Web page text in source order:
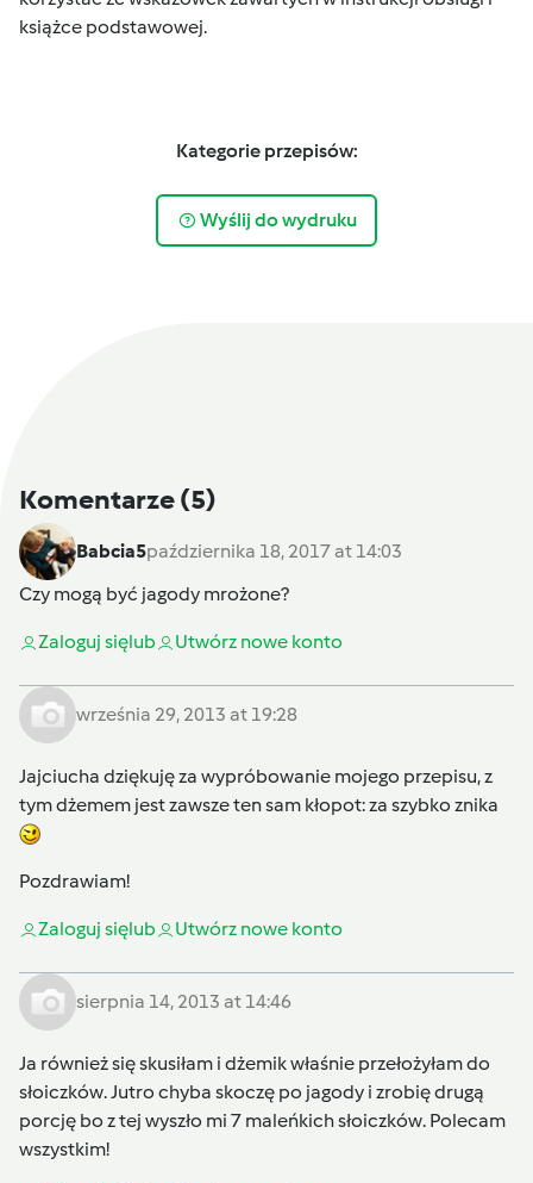
książce podstawowej.
Kategorie przepisów:
Wyślij do wydruku
Komentarze(5)
Babcia5października 18, 2017 at 14:03
Czy mogą być jagody mrożone?
Zaloguj sięlub Utwórz nowe konto
września 29, 2013 at 19:28
Jajciucha dziękuję za wypróbowanie mojego przepisu, z
tym dżemem jest zawsze ten sam kłopot: za szybko znika
Pozdrawiam!
Zaloguj sięlub Utwórz nowe konto
sierpnia 14, 2013 at 14:46
Ja również się skusiłam i dżemik właśnie przełożyłam do
słoiczków. Jutro chyba skoczę po jagody i zrobię drugą
porcję bo z tej wyszło mi 7 maleńkich słoiczków. Polecam
wszystkim!